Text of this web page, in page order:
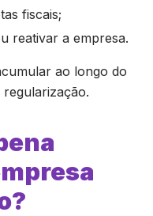
fiscais;
reativar a empresa.
ao longo do